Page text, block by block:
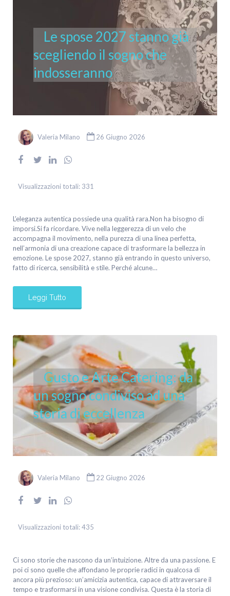
Le spose 2027 stanno già
scegliendo il sogno che
indosseranno
Valeria Milano 26 Giugno 2026
Visualizzazioni totali: 331
L’eleganza autentica possiede una qualità rara.Non ha bisogno di
imporsi.Si fa ricordare. Vive nella leggerezza di un velo che
accompagna il movimento, nella purezza di una linea perfetta,
nell’armonia di una creazione capace di trasformare la bellezza in
emozione. Le spose 2027, stanno già entrando in questo universo,
fatto di ricerca, sensibilità e stile. Perché alcune…
Leggi Tutto
Gusto e Arte Catering: da
un sogno condiviso ad una
storia di eccellenza
Valeria Milano 22 Giugno 2026
Visualizzazioni totali:435
Ci sono storie che nascono da un’intuizione. Altre da una passione. E
poi ci sono quelle che affondano le proprie radici in qualcosa di
ancora più prezioso: un’amicizia autentica, capace di attraversare il
tempo e trasformarsi in una visione condivisa. Questa è la storia di